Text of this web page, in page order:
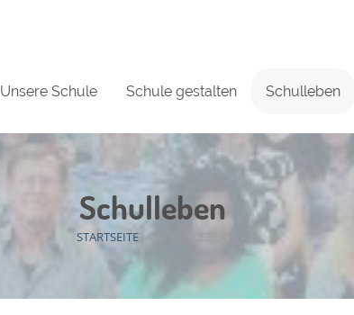
Unsere Schule Schule gestalten Schulleben
Schulleben
STARTSEITE /